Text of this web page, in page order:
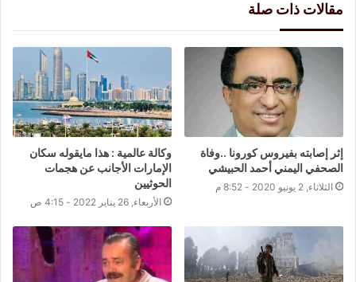
مقالات ذات صلة
إثر إصابته بفيروس كورونا ..وفاة
الصحفي اليمني أحمد الحبيشي
الثلاثاء, 2 يونيو 2020 - 8:52 م
وكالة عالمية : هذا مايقوله سكان
الإمارات الأجانب عن هجمات
الحوثيين
الأربعاء, 26 يناير 2022 - 4:15 ص